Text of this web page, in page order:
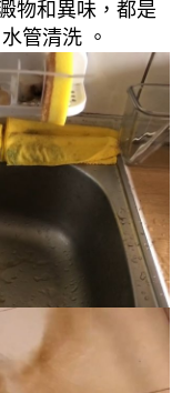
物和異味，都是
管清洗 。